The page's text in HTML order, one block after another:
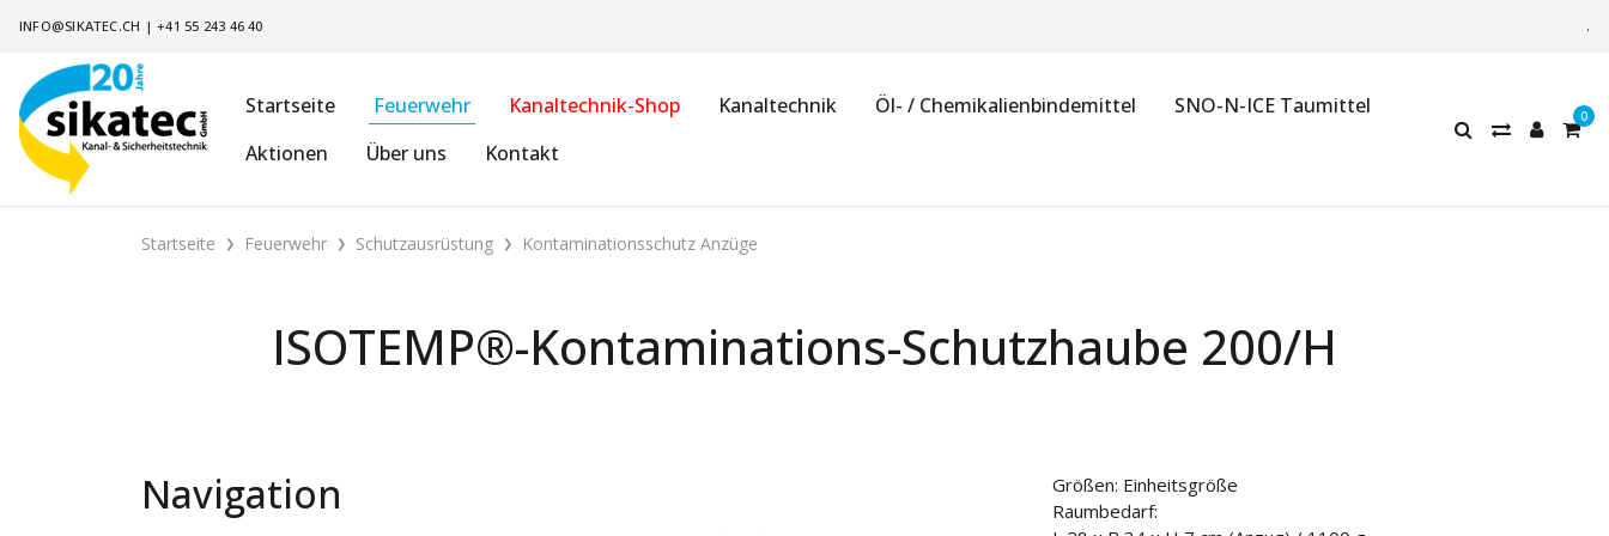
INFO@SIKATEC.CH |+41 55 243 46 40 .
Startseite Feuerwehr Kanaltechnik Öl- / Chemikalienbindemittel
SNO-N-ICE Taumittel
Aktionen
Über uns Kontakt
Kanaltechnik-Shop
Startseite Feuerwehr Schutzausrüstung Kontaminationsschutz Anzüge
ISOTEMP®-Kontaminations-Schutzhaube 200/H
Navigation
Größen: Einheitsgröße
Raumbedarf: